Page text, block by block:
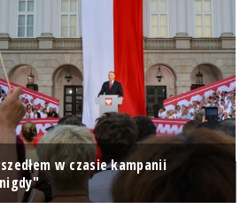
w czasie kampanii